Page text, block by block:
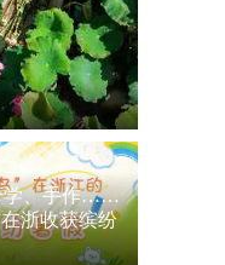
学、手作……
浙收获缤纷